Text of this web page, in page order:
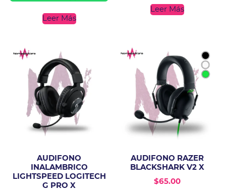
Leer Más
Leer Más
AUDIFONO
INALAMBRICO
LIGHTSPEED LOGITECH
G PRO X
AUDIFONO RAZER
BLACKSHARK V2 X
$65.00